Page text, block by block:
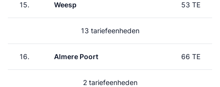
15. Weesp 53 TE
13 tariefeenheden
16. Almere Poort 66 TE
2 tariefeenheden